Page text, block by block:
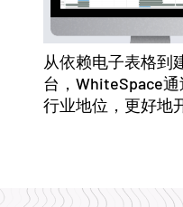
从依赖电子表格到
台，WhiteSpace
行业地位，更好地